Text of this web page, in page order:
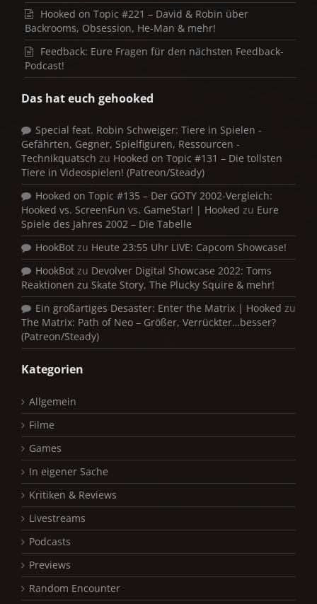
Hooked on Topic #221 – David & Robin über
Backrooms, Obsession, He-Man & mehr!
Feedback: Eure Fragen für den nächsten Feedback-
Podcast!
Das hat euch gehooked
Special feat. Robin Schweiger: Tiere in Spielen -
Gefährten, Gegner, Spielfiguren, Ressourcen -
Technikquatsch zu Hooked on Topic #131 – Die tollsten
Tiere in Videospielen! (Patreon/Steady)
Hooked on Topic #135 – Der GOTY 2002-Vergleich:
Hooked vs. ScreenFun vs. GameStar! | Hooked zu Eure
Spiele des Jahres 2002 – Die Tabelle
HookBot zu Heute 23:55 Uhr LIVE: Capcom Showcase!
HookBot zu Devolver Digital Showcase 2022: Toms
Reaktionen zu Skate Story, The Plucky Squire & mehr!
Ein großartiges Desaster: Enter the Matrix | Hooked zu
The Matrix: Path of Neo – Größer, Verrückter…besser?
(Patreon/Steady)
Kategorien
Allgemein
Filme
Games
In eigener Sache
Kritiken & Reviews
Livestreams
Podcasts
Previews
Random Encounter